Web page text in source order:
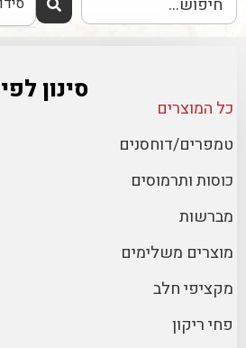
סינון לפי
כל המוצרים
טמפרים/דוחסנים
כוסות ותרמוסים
מברשות
מוצרים משלימים
מקציפי חלב
פחי ריקון